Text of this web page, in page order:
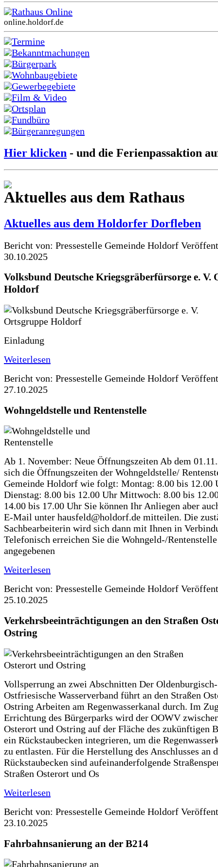
Rathaus Online
online.holdorf.de
Termine
Bekanntmachungen
Bürgerpark
Wohnbaugebiete
Gewerbegebiete
Film & Video
Ortsplan
Fundbüro
Bürgeranregungen
Hier klicken - und die Ferienpassaktion
Aktuelles aus dem Rathaus
Aktuelles aus dem Holdorfer Dorfleben
Bericht von: Pressestelle Gemeinde Holdorf
30.10.2025
Volksbund Deutsche Kriegsgräberfürsorge e. V.
Holdorf
Einladung
Weiterlesen
Bericht von: Pressestelle Gemeinde Holdorf
27.10.2025
Wohngeldstelle und Rentenstelle
Ab 1. November: Neue Öffnungszeiten Ab dem
sich die Öffnungszeiten der Wohngeldstelle/
Gemeinde Holdorf wie folgt: Montag: 8.00 bis 12.00
Dienstag: 8.00 bis 12.00 Uhr Mittwoch: 8.00 bis
14.00 bis 17.00 Uhr Sie können Ihr Anliegen aber
E-Mail unter hausfeld@holdorf.de mitteilen. Die
Sachbearbeiterin wird sich dann mit Ihnen in
Telefonisch erreichen Sie die Wohngeld-/
angegebenen
Weiterlesen
Bericht von: Pressestelle Gemeinde Holdorf
25.10.2025
Verkehrsbeeinträchtigungen an den Straßen
Ostring
Vollsperrung an zwei Abschnitten Der Oldenburgisch-
Ostfriesische Wasserverband führt an den Straßen
Ostring Arbeiten am Regenwasserkanal durch. Im
Errichtung des Bürgerparks wird der OOWV
Osterort und Ostring auf der Fläche des zukünftigen
ein Rückstaubecken integrieren, um die
zu entlasten. Für die Herstellung des Anschlusses an
Rückstaubecken sind aufeinanderfolgende
Straßen Osterort und Os
Weiterlesen
Bericht von: Pressestelle Gemeinde Holdorf
23.10.2025
Fahrbahnsanierung an der B214